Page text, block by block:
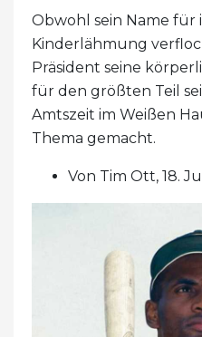
Obwohl sein Name für
Kinderlähmung
Präsident seine
für den größten Teil
Amtszeit im Weißen
Thema gemacht.
Von Tim Ott, 18.